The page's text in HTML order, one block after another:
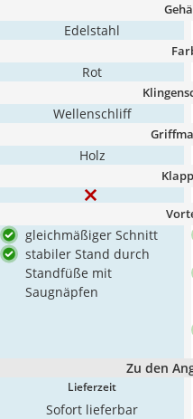
Edelstahl
Rot
Wellenschliff
Holz
gleichmäßiger Schnitt
stabiler Stand durch
Standfüße mit
Saugnäpfen
Zu den
Lieferzeit
Sofort lieferbar